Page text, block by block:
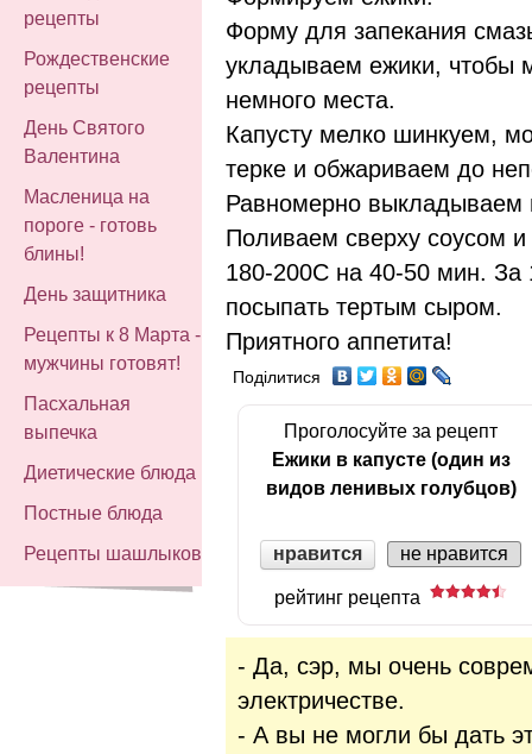
рецепты
Рождественские
рецепты
День Святого
Валентина
Масленица на
пороге - готовь
блины!
День защитника
Рецепты к 8 Марта -
мужчины готовят!
Пасхальная
выпечка
Диетические блюда
Постные блюда
Рецепты шашлыков
Форму для запекания
укладываем ежики, чтобы
немного места.
Капусту мелко шинкуем,
терке и обжариваем до
Равномерно выкладываем
Поливаем сверху соусом
180-200C на 40-50 мин. За
посыпать тертым сыром.
Приятного аппетита!
Поділитися
Проголосуйте за рецепт
Ежики в капусте (один из
видов ленивых голубцов)
нравится не нравится
рейтинг рецепта
- Да, сэр, мы очень
электричестве.
- А вы не могли бы дать